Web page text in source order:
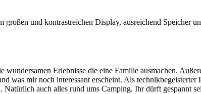
und kontrastreichen Display, ausreichend Speicher
Erlebnisse die eine Familie ausmachen.
was mir noch interessant erscheint. Als
auch alles rund ums Camping. Ihr dürft gespannt